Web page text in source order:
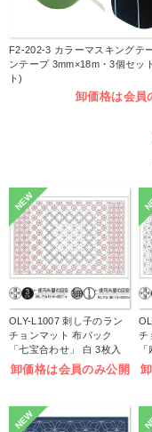
F2-202-3 カラーマスキングテ
ンテープ 3mm×18m・3個セッ
ト)
卸価格は会員
NEW
OLY-L1007 刺し子のラン
チョンマット 布パック
「七宝合わせ」 白 3枚入
(袋)
卸価格は会員のみ公開
チ
NEW